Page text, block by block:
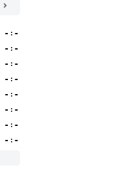
7 тур
- : -
- : -
- : -
- : -
- : -
- : -
- : -
- : -